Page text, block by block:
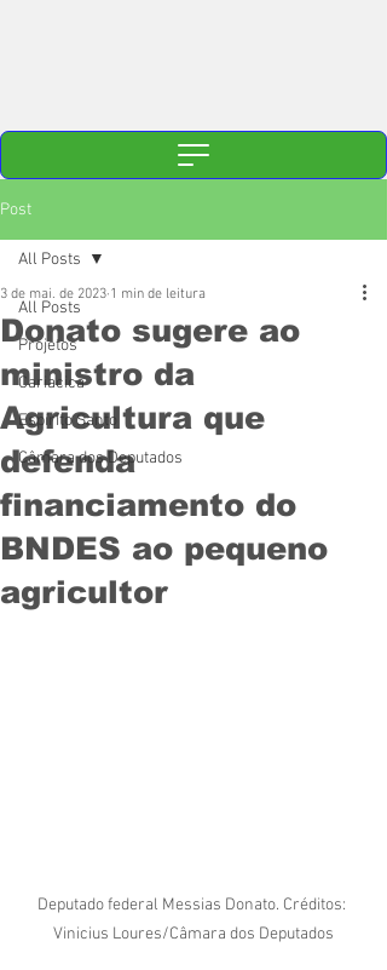
Post
All Posts
Projetos
Cariacica
Espírito Santo
Câmara dos Deputados
All Posts
Donato sugere ao
ministro da
Agricultura que
defenda
financiamento do
BNDES ao pequeno
agricultor
3 de mai. de 2023 1 min de leitura
Deputado federal Messias Donato. Créditos:
Vinicius Loures/Câmara dos Deputados